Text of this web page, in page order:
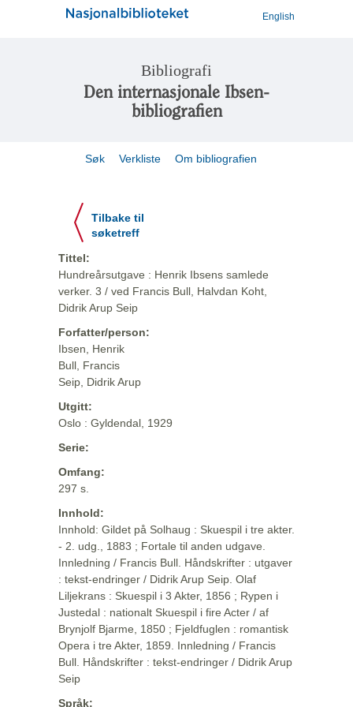
English
Bibliografi
Den internasjonale Ibsen-
bibliografien
Søk Verkliste Om bibliografien
Tilbake til
søketreff
Tittel:
Hundreårsutgave : Henrik Ibsens samlede
verker. 3 / ved Francis Bull, Halvdan Koht,
Didrik Arup Seip
Forfatter/person:
Ibsen, Henrik
Bull, Francis
Seip, Didrik Arup
Utgitt:
Oslo : Gyldendal, 1929
Serie:
Omfang:
297 s.
Innhold:
Innhold: Gildet på Solhaug : Skuespil i tre akter.
- 2. udg., 1883 ; Fortale til anden udgave.
Innledning / Francis Bull. Håndskrifter : utgaver
: tekst-endringer / Didrik Arup Seip. Olaf
Liljekrans : Skuespil i 3 Akter, 1856 ; Rypen i
Justedal : nationalt Skuespil i fire Acter / af
Brynjolf Bjarme, 1850 ; Fjeldfuglen : romantisk
Opera i tre Akter, 1859. Innledning / Francis
Bull. Håndskrifter : tekst-endringer / Didrik Arup
Seip
Språk: